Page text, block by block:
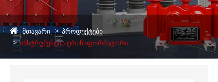
მთავარი
პროდუქტები
ინსტრუმენტის ტრანსფორმატორი